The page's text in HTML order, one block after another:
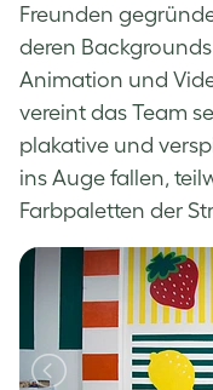
Freunden
deren
Animation und
vereint das Team
plakative und
ins Auge fallen,
Farbpaletten der